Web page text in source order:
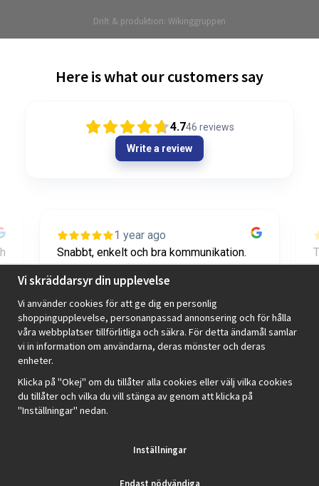
Drift & produktion: Wikinggruppen
Here is what our customers say
4.746 reviews
Write a review
1 year ago
Snabbt, enkelt och bra kommunikation.
Toppen!
Axel Diedrichs
Page
Review widgetby
Vi skräddarsyr din upplevelse
Vi använder cookies för att ge dig en personlig
shoppingupplevelse, personanpassad annonsering och för hålla
våra webbplatser tillförlitliga och säkra. För detta ändamål samlar
vi in information om användarna, deras mönster och deras
enheter.
Klicka på "Okej" om du tillåter alla cookies eller välj vilka cookies
du tillåter och vilka du vill stänga av genom att klicka på
"Inställningar" nedan.
Inställningar
Endast nödvändiga